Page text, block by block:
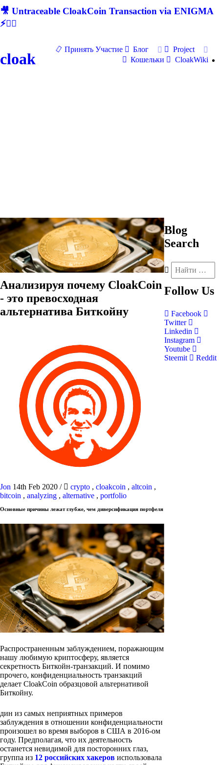
🎥 Untraceable CloakCoin Transaction via ENIGMA
⚡🕵‍♂
cloak
Принять Участие Блог
Project
Кошельки
CloakWiki
Анализируя почему CloakCoin
- это превосходная
альтернатива Биткойну
Jon 14th Feb 2020 / crypto , cloakcoin , altcoin ,
bitcoin , analyzing , alternative , portfolio
Основные причины лежат глубже, чем диверсификация портфеля
Распространенным заблуждением, поражающим
нашу любимую криптосферу, является
секретность Биткойн-транзакций. И помимо
прочего, конфиденциальность транзакций
делает CloakCoin образцовой альтернативой
Биткойну.
дин из самых неприятных примеров
заблуждения в отношении конфиденциальности
произошел во время выборов в США в 2016-ом
году. Предполагая, что их деятельность
останется невидимой для посторонних глаз,
группа из 12 российских хакеров использовала
Blog
Search
Follow Us
Facebook
Twitter
Linkedin
Instagram
Youtube
Steemit
Reddit